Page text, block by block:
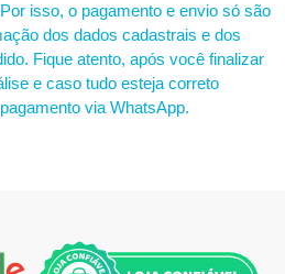
isso, o pagamento e envio só são
dos dados cadastrais e dos
Fique atento, após você finalizar
e caso tudo esteja correto
via WhatsApp.